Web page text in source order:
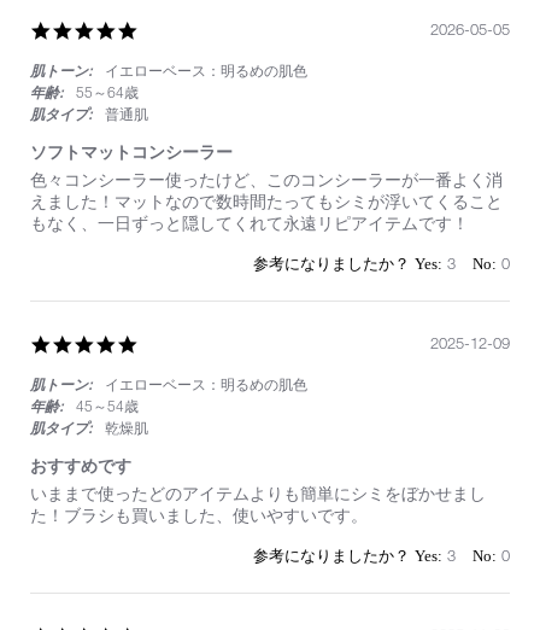
rating
肌トーン:
イエローベース：明るめの肌色
年齢:
55～64歳
肌タイプ:
普通肌
ソフトマットコンシーラー
Review
by
on
review
stating
ソ
ッ
コ
シ
ー
ラ
色々コンシーラー使ったけど、このコンシーラーが一番よく消
えました！マットなので数時間たってもシミが浮いてくること
もなく、一日ずっと隠してくれて永遠リピアイテムです！
2026-05-05
3 0
rating
肌トーン:
イエローベース：明るめの肌色
年齢:
45～54歳
肌タイプ:
乾燥肌
おすすめです
Review
by
2025
review
stating
め
いままで使ったどのアイテムよりも簡単にシミをぼかせまし
た！ブラシも買いました、使いやすいです。
2025-12-09
3 0